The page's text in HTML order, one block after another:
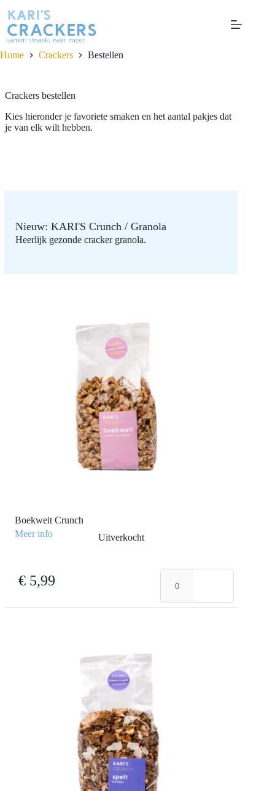
naar
de
inhoud
Home
Crackers Bestellen
Crackers bestellen
Kies hieronder je favoriete smaken en het aantal pakjes dat
je van elk wilt hebben.
Nieuw: KARI'S Crunch / Granola
Heerlijk gezonde cracker granola.
Boekweit Crunch
Meer info
Uitverkocht
€5,99
Boekweit
Crunch